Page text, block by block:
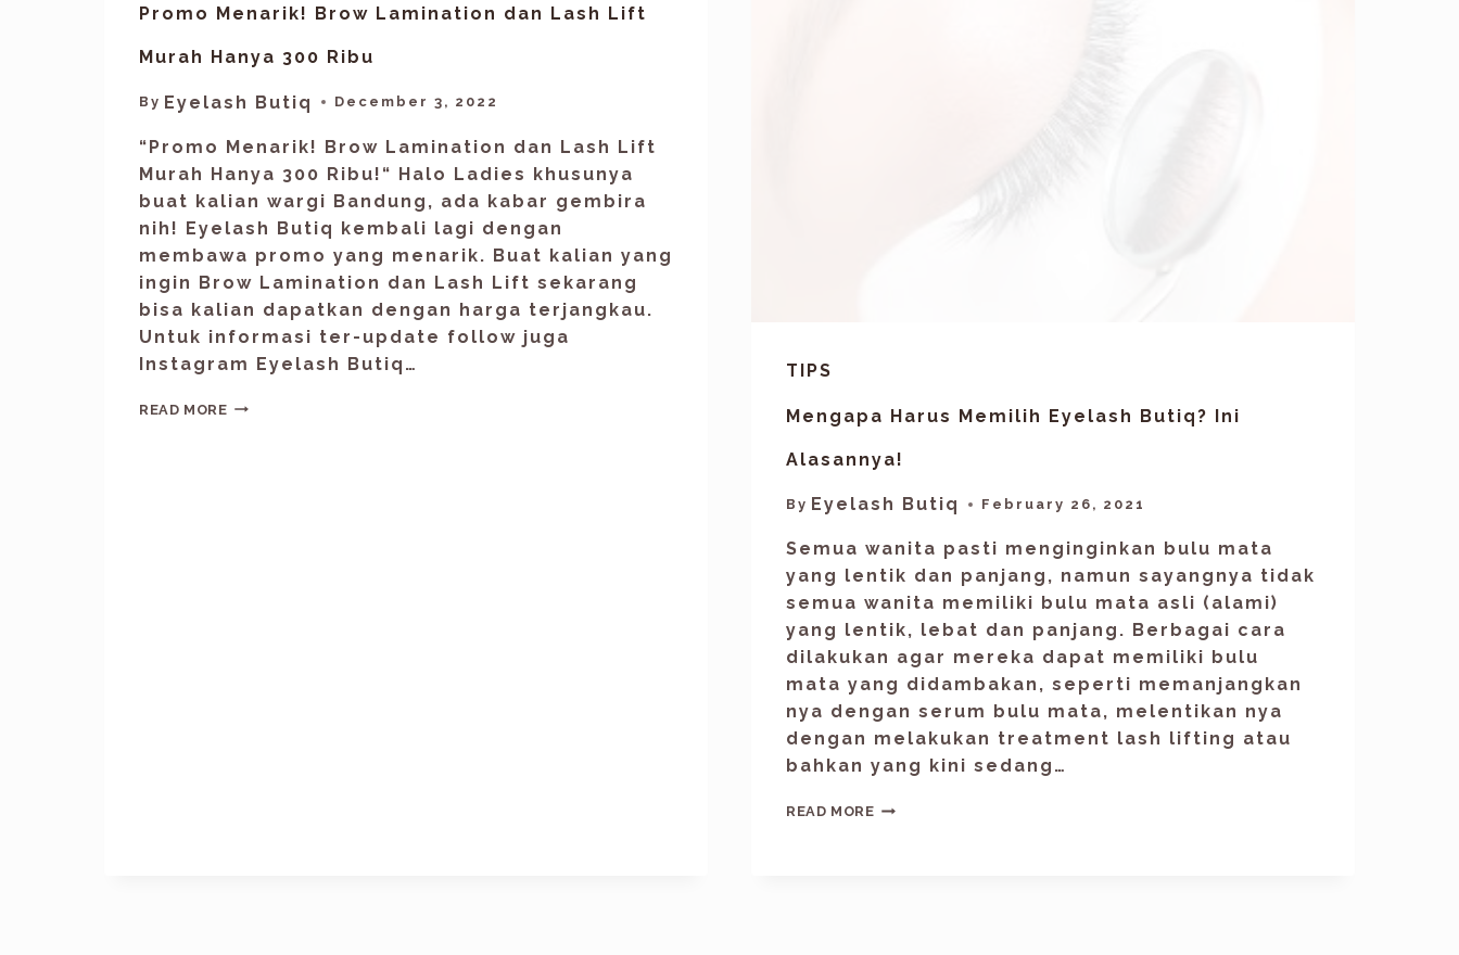
Promo Menarik! Brow Lamination dan Lash Lift
Murah Hanya 300 Ribu
By Eyelash Butiq December 3, 2022
“Promo Menarik! Brow Lamination dan Lash Lift
Murah Hanya 300 Ribu!“ Halo Ladies khusunya
buat kalian wargi Bandung, ada kabar gembira
nih! Eyelash Butiq kembali lagi dengan
membawa promo yang menarik. Buat kalian yang
ingin Brow Lamination dan Lash Lift sekarang
bisa kalian dapatkan dengan harga terjangkau.
Untuk informasi ter-update follow juga
Instagram Eyelash Butiq…
READ MORE
TIPS
Mengapa Harus Memilih Eyelash Butiq? Ini
Alasannya!
By Eyelash Butiq February 26, 2021
Semua wanita pasti menginginkan bulu mata
yang lentik dan panjang, namun sayangnya tidak
semua wanita memiliki bulu mata asli (alami)
yang lentik, lebat dan panjang. Berbagai cara
dilakukan agar mereka dapat memiliki bulu
mata yang didambakan, seperti memanjangkan
nya dengan serum bulu mata, melentikan nya
dengan melakukan treatment lash lifting atau
bahkan yang kini sedang…
READ MORE